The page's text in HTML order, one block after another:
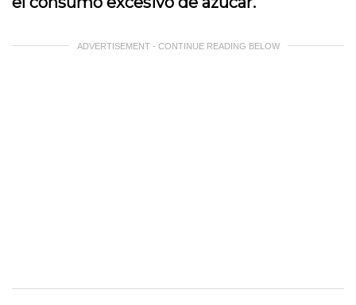
ADVERTISEMENT - CONTINUE READING BELOW